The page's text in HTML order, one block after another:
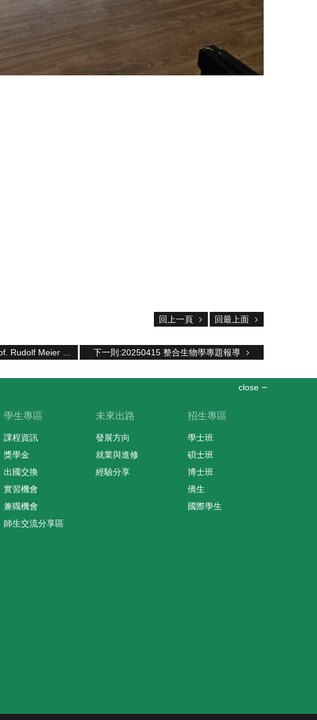
回上一頁 回最上面
上一則:柏林自然博物館 Prof. Rudolf Meier 演講 下一則:20250415 整合生物學專題報導
close
學生專區
課程資訊
獎學金
出國交換
實習機會
兼職機會
師生交流分享區
未來出路
發展方向
就業與進修
經驗分享
招生專區
學士班
碩士班
博士班
僑生
國際學生